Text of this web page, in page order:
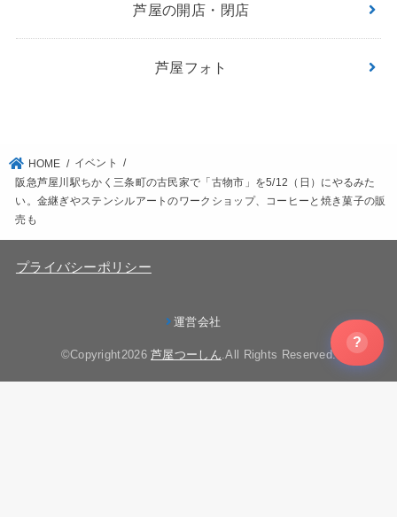
芦屋の開店・閉店
芦屋フォト
HOME
イベント
阪急芦屋川駅ちかく三条町の古民家で「古物市」を5/12（日）にやるみた
い。金継ぎやステンシルアートのワークショップ、コーヒーと焼き菓子の販
売も
プライバシーポリシー
運営会社
©Copyright2026芦屋つーしん.All Rights Reserved.
?